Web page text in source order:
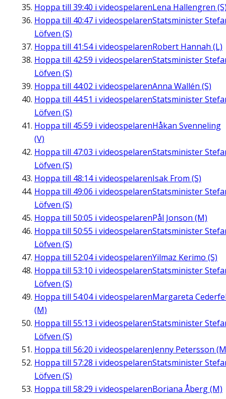
Hoppa till 39:40 i videospelarenLena Hallengren
Hoppa till 40:47 i videospelarenStatsminister
Löfven (S)
Hoppa till 41:54i videospelarenRobert Hannah (L)
Hoppa till 42:59 i videospelarenStatsminister
Löfven (S)
Hoppa till 44:02 i videospelarenAnna Wallén (S)
Hoppa till 44:51 i videospelarenStatsminister
Löfven (S)
Hoppa till 45:59 i videospelarenHåkan Svenneling
(V)
Hoppa till 47:03 i videospelarenStatsminister
Löfven (S)
Hoppa till 48:14i videospelarenIsak From (S)
Hoppa till 49:06 i videospelarenStatsminister
Löfven (S)
Hoppa till 50:05 i videospelarenPål Jonson (M)
Hoppa till 50:55 i videospelarenStatsminister
Löfven (S)
Hoppa till 52:04i videospelarenYilmaz Kerimo (S)
Hoppa till 53:10 i videospelarenStatsminister
Löfven (S)
Hoppa till 54:04i videospelarenMargareta
(M)
Hoppa till 55:13 i videospelarenStatsminister
Löfven (S)
Hoppa till 56:20 i videospelarenJenny Petersson
Hoppa till 57:28 i videospelarenStatsminister
Löfven (S)
Hoppa till 58:29 i videospelarenBoriana Åberg (M)